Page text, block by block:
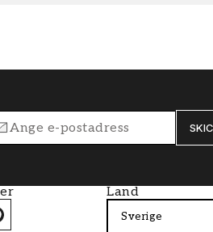
Land
Sverige